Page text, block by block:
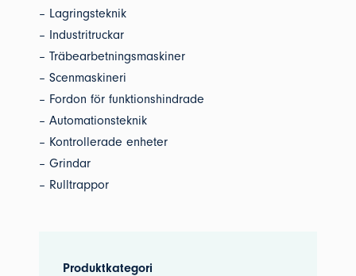
– Lagringsteknik
– Industritruckar
– Träbearbetningsmaskiner
– Scenmaskineri
– Fordon för funktionshindrade
– Automationsteknik
– Kontrollerade enheter
– Grindar
– Rulltrappor
Produktkategori